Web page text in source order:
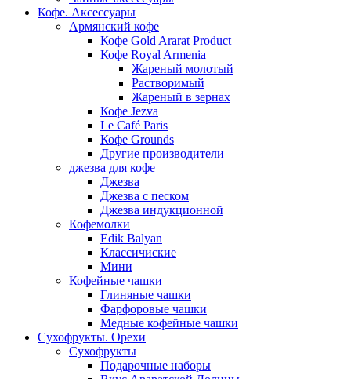
Кофе. Аксессуары
Армянский кофе
Кофе Gold Ararat Product
Кофе Royal Armenia
Жареный молотый
Растворимый
Жареный в зернах
Кофе Jezva
Le Café Paris
Кофе Grounds
Другие производители
джезва для кофе
Джезва
Джезва с песком
Джезва индукционной
Кофемолки
Edik Balyan
Классичиские
Мини
Кофейные чашки
Глиняные чашки
Фарфоровые чашки
Медные кофейные чашки
Сухофрукты. Орехи
Сухофрукты
Подарочные наборы